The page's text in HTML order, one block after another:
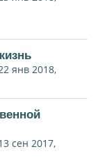
янв 2018,
сен 2017,